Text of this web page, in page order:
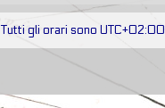
Tutti gli orari sono UTC+02:00